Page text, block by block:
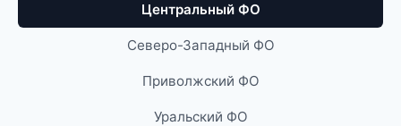
Центральный ФО
Северо-Западный ФО
Приволжский ФО
Уральский ФО